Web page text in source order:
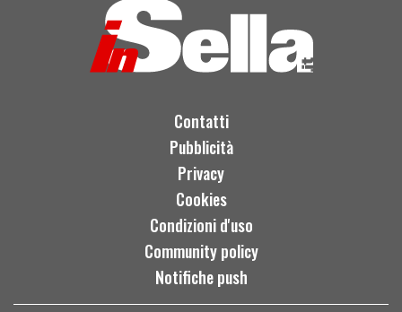
Contatti
Pubblicità
Privacy
Cookies
Condizioni d'uso
Community policy
Notifiche push